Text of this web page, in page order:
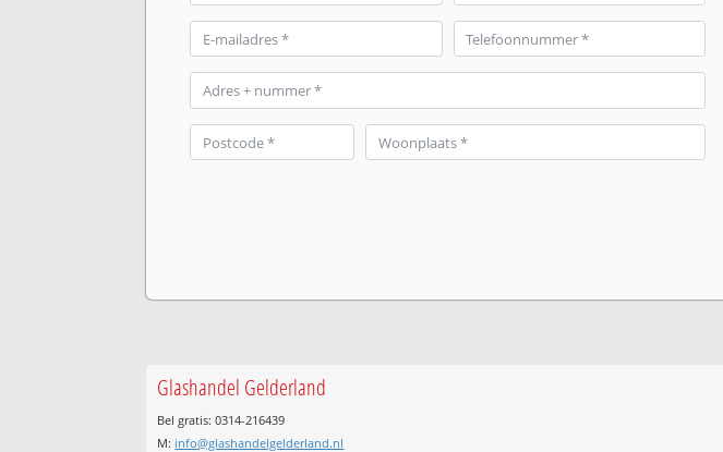
Glashandel Gelderland
Bel gratis: 0314-216439
M: info@glashandelgelderland.nl